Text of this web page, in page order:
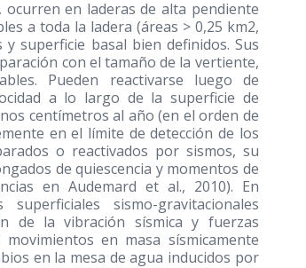
en laderas de alta pendiente
a toda la ladera (áreas > 0,25 km2,
superficie basal bien definidos. Sus
con el tamaño de la vertiente,
Pueden reactivarse luego de
a lo largo de la superficie de
centímetros al año (en el orden de
en el límite de detección de los
o reactivados por sismos, su
de quiescencia y momentos de
en Audemard et al., 2010). En
sismo-gravitacionales
de la vibración sísmica y fuerzas
en masa sísmicamente
en la mesa de agua inducidos por